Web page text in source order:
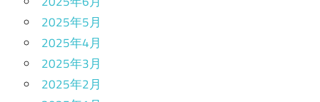
2025年5月
2025年4月
2025年3月
2025年2月